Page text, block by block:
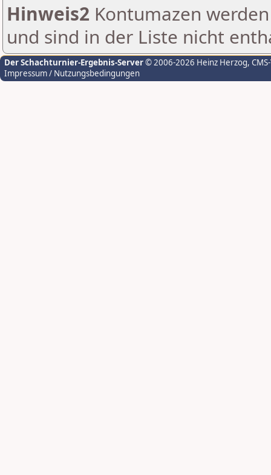
Hinweis2 Kontumazen
und sind in der Liste nicht
Der Schachturnier-Ergebnis-Server© 2006-2026 Heinz Herzog,
Impressum / Nutzungsbedingungen